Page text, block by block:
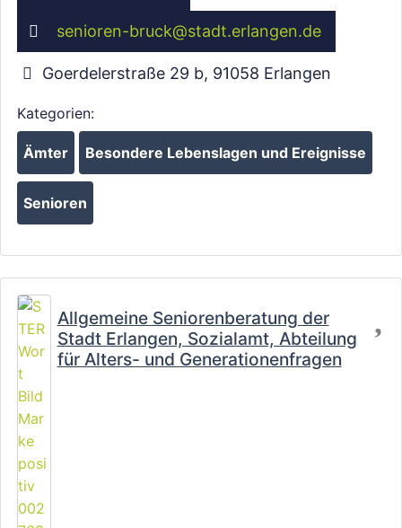
senioren-bruck@stadt.erlangen.de
Goerdelerstraße 29 b, 91058 Erlangen
Kategorien:
Ämter Besondere Lebenslagen und Ereignisse
Senioren
Allgemeine Seniorenberatung der
Stadt Erlangen, Sozialamt, Abteilung
für Alters- und Generationenfragen